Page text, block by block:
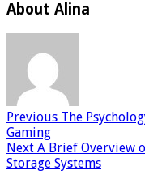
About Alina
Previous The
Gaming
Next A Brief Overview
Storage Systems